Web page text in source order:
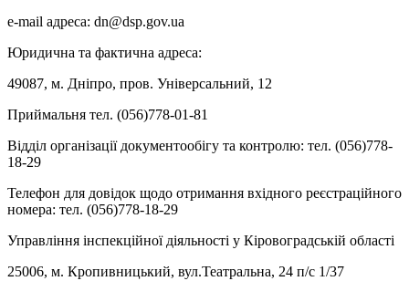
e-mail адреса: dn@dsp.gov.ua
Юридична та фактична адреса:
49087, м. Дніпро, пров. Універсальний, 12
Приймальня тел. (056)778-01-81
Відділ організації документообігу та контролю: тел. (056)778-
18-29
Телефон для довідок щодо отримання вхідного реєстраційного
номера: тел. (056)778-18-29
Управління інспекційної діяльності у Кіровоградській області
25006, м. Кропивницький, вул.Театральна, 24 п/с 1/37